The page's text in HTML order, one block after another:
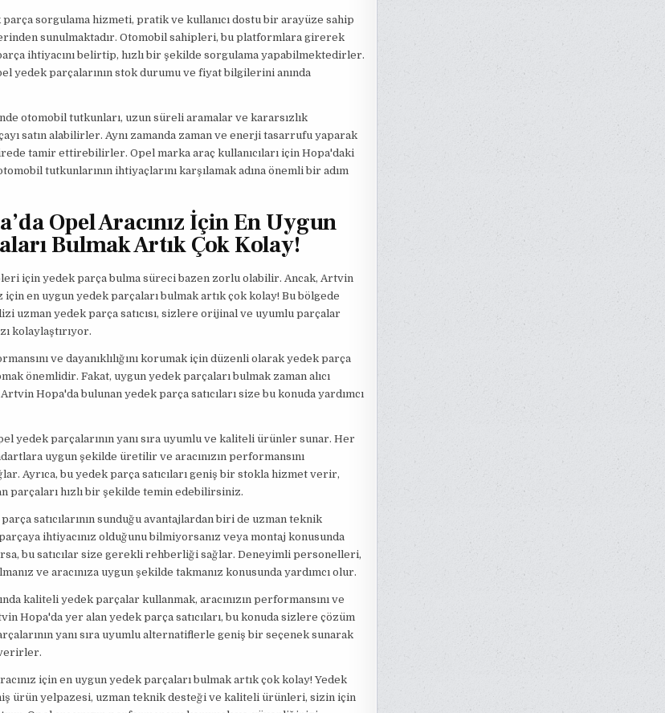
sorgulama hizmeti, pratik ve kullanıcı dostu bir arayüze sahip
sunulmaktadır. Otomobil sahipleri, bu platformlara girerek
ihtiyacını belirtip, hızlı bir şekilde sorgulama yapabilmektedirler.
yedek parçalarının stok durumu ve fiyat bilgilerini anında
otomobil tutkunları, uzun süreli aramalar ve kararsızlık
satın alabilirler. Aynı zamanda zaman ve enerji tasarrufu yaparak
tamir ettirebilirler. Opel marka araç kullanıcıları için Hopa'daki
tutkunlarının ihtiyaçlarını karşılamak adına önemli bir adım
Opel Aracınız İçin En Uygun
Bulmak Artık Çok Kolay!
için yedek parça bulma süreci bazen zorlu olabilir. Ancak, Artvin
için en uygun yedek parçaları bulmak artık çok kolay! Bu bölgede
uzman yedek parça satıcısı, sizlere orijinal ve uyumlu parçalar
kolaylaştırıyor.
ve dayanıklılığını korumak için düzenli olarak yedek parça
önemlidir. Fakat, uygun yedek parçaları bulmak zaman alıcı
Hopa'da bulunan yedek parça satıcıları size bu konuda yardımcı
yedek parçalarının yanı sıra uyumlu ve kaliteli ürünler sunar. Her
uygun şekilde üretilir ve aracınızın performansını
Ayrıca, bu yedek parça satıcıları geniş bir stokla hizmet verir,
parçaları hızlı bir şekilde temin edebilirsiniz.
satıcılarının sunduğu avantajlardan biri de uzman teknik
ihtiyacınız olduğunu bilmiyorsanız veya montaj konusunda
bu satıcılar size gerekli rehberliği sağlar. Deneyimli personelleri,
ve aracınıza uygun şekilde takmanız konusunda yardımcı olur.
kaliteli yedek parçalar kullanmak, aracınızın performansını ve
Hopa'da yer alan yedek parça satıcıları, bu konuda sizlere çözüm
yanı sıra uyumlu alternatiflerle geniş bir seçenek sunarak
için en uygun yedek parçaları bulmak artık çok kolay! Yedek
ürün yelpazesi, uzman teknik desteği ve kaliteli ürünleri, sizin için